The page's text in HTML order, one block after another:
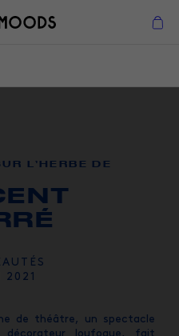
L’HERBE DE
2021
de théâtre, un spectacle
décorateur loufoque, fait